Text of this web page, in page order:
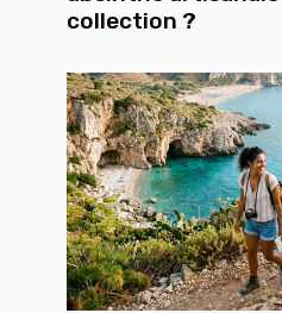
collection ?